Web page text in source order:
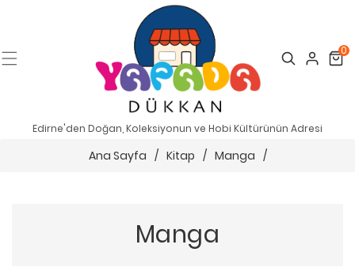
Search Cart
0
Edirne'den Doğan, Koleksiyonun ve Hobi Kültürünün Adresi
Ana Sayfa / Kitap / Manga /
Manga